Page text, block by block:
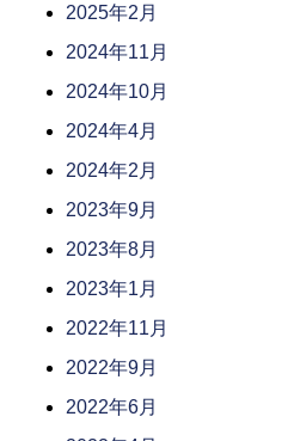
2025年2月
2024年11月
2024年10月
2024年4月
2024年2月
2023年9月
2023年8月
2023年1月
2022年11月
2022年9月
2022年6月